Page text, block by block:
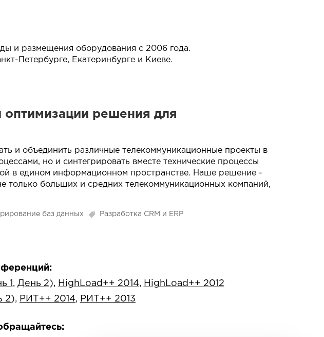
и размещения оборудования с 2006 года.
Петербурге, Екатеринбурге и Киеве.
оптимизации решения для
и объединить различные телекоммуникационные проекты в
но и синтегрировать вместе технические процессы
в едином информационном пространстве. Наше решение -
только больших и средних телекоммуникационных компаний,
баз данных Разработка CRM и ERP
1 , День 2), HighLoad++ 2014, HighLoad++ 2012
2), РИТ++ 2014, РИТ++ 2013